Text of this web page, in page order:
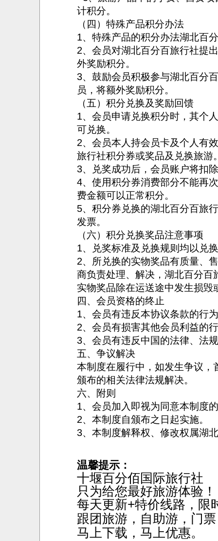
计积分。
（四）特殊产品积分办法
1、特殊产品的积分办法湖北百
2、会员对湖北百分百旅行社提
外奖励积分。
3、鼓励会员积极参与湖北百分
员，将额外奖励积分。
（五）积分兑换及奖励回馈
1、会员申请兑换积分时，其个
可兑换。
2、会员本人持会员卡及个人有
旅行社积分券或奖品及兑换旅游
3、兑奖成功后，会员账户将扣
4、使用积分券消费部分不能再
费金额可以正常积分。
5、积分券兑换的湖北百分百旅
发票。
（六）积分兑换奖品注意事项
1、兑奖标准及兑换规则均以兑
2、所兑换的实物奖品有质量、
商负责处理、解决，湖北百分
实物奖品除在运送途中发生损
四、会员资格的终止
1、会员有违反本协议条款的行
2、会员有损害其他会员利益的
3、会员有违反中国的法律、法
五、争议解决
本制度在履行中，如发生争议
颁布的相关法律法规解决。
六、附则
1、会员加入即视为同意本制度
2、本制度自颁布之日起实施。
3、本制度解释权、修改权属湖
温馨提示：
十堰百分佰国际旅行社
只为给您最好旅游体验！
每天更新+特价线路，限
跟团旅游，自助游，门
马上下载，马上优惠。